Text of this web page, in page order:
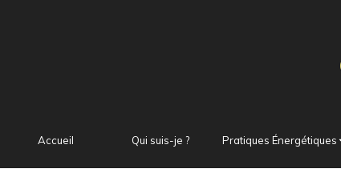
Accueil Qui suis-je ? Pratiques Énergétiques